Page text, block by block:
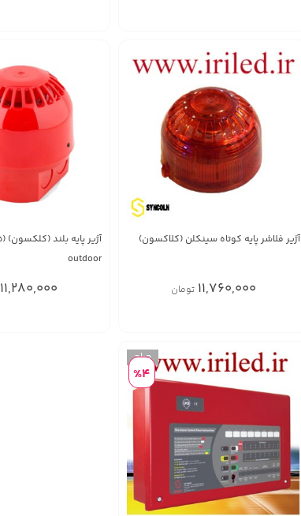
آژیر فلاشر پایه کوتاه سینکلن (کلاکسون)
11,760,000 تومان
outdoor
11,280,000
%4